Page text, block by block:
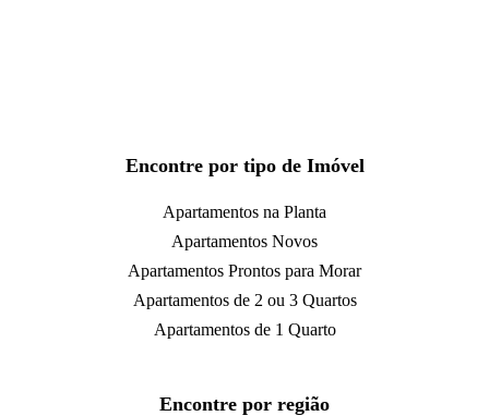
Encontre por tipo de Imóvel
Apartamentos na Planta
Apartamentos Novos
Apartamentos Prontos para Morar
Apartamentos de 2 ou 3 Quartos
Apartamentos de 1 Quarto
Encontre por região